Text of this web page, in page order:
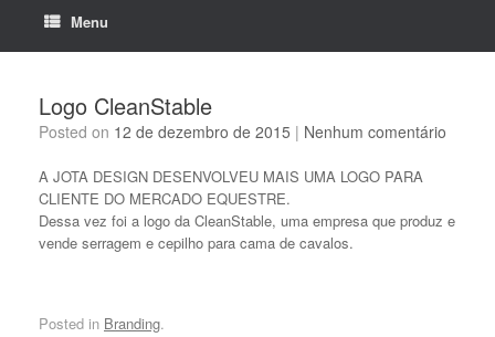
Menu
Logo CleanStable
Posted on 12 de dezembro de 2015 | Nenhum comentário
A JOTA DESIGN DESENVOLVEU MAIS UMA LOGO PARA
CLIENTE DO MERCADO EQUESTRE.
Dessa vez foi a logo da CleanStable, uma empresa que produz e
vende serragem e cepilho para cama de cavalos.
Posted in Branding.